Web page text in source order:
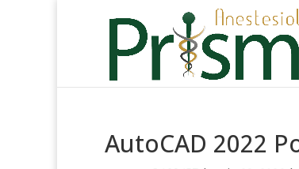
AutoCAD 2022